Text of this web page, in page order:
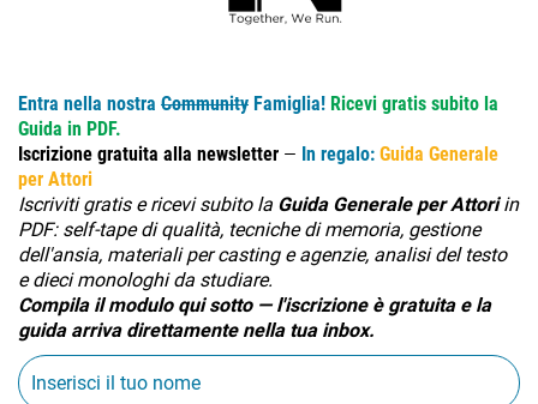
Entra nella nostra Community Famiglia! Ricevi gratis subito la
Guida in PDF.
Iscrizione gratuita alla newsletter — In regalo: Guida Generale
per Attori
Iscriviti gratis e ricevi subito la Guida Generale per Attoriin
PDF: self-tape di qualità, tecniche di memoria, gestione
dell'ansia, materiali per casting e agenzie, analisi del testo
e dieci monologhi da studiare.
Compila il modulo qui sotto — l'iscrizione è gratuita e la
guida arriva direttamente nella tua inbox.